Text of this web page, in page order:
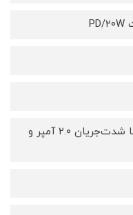
امکان شارژ کردن سریع‌تر موبایل (با شدت‌جریان ۲.۰ آمپر و